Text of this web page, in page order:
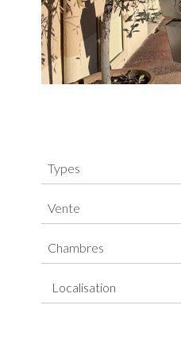
Types
Vente
Chambres
Localisation